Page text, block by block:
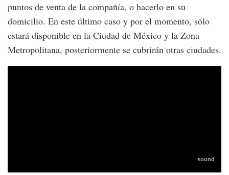
puntos de venta de la compañía, o hacerlo en su
domicilio. En este último caso y por el momento, sólo
estará disponible en la Ciudad de México y la Zona
Metropolitana, posteriormente se cubrirán otras ciudades.